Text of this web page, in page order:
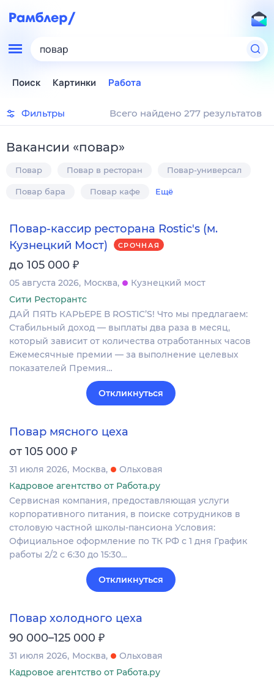
повар
Поиск Картинки Работа
Фильтры Всего найдено 277 результатов
Вакансии «повар»
Повар Повар в ресторан Повар-универсал
Повар бара Повар кафе Ещё
Повар-кассир ресторана Rostic's (м.
Кузнецкий Мост)
СРОЧНАЯ
до 105 000 ₽
05 августа 2026 Москва
Кузнецкий мост
Сити Ресторантс
ДАЙ ПЯТЬ КАРЬЕРЕ В ROSTIC’S! Что мы предлагаем:
Стабильный доход — выплаты два раза в месяц,
который зависит от количества отработанных часов
Ежемесячные премии — за выполнение целевых
показателей Премия…
Откликнуться
Повар мясного цеха
от 105 000 ₽
31 июля 2026 Москва
Ольховая
Кадровое агентство от Работа.ру
Сервисная компания, предоставляющая услуги
корпоративного питания, в поиске сотрудников в
столовую частной школы-пансиона Условия:
Официальное оформление по ТК РФ с 1 дня График
работы 2/2 с 6:30 до 15:30…
Откликнуться
Повар холодного цеха
90 000–125 000 ₽
31 июля 2026 Москва
Ольховая
Кадровое агентство от Работа.ру